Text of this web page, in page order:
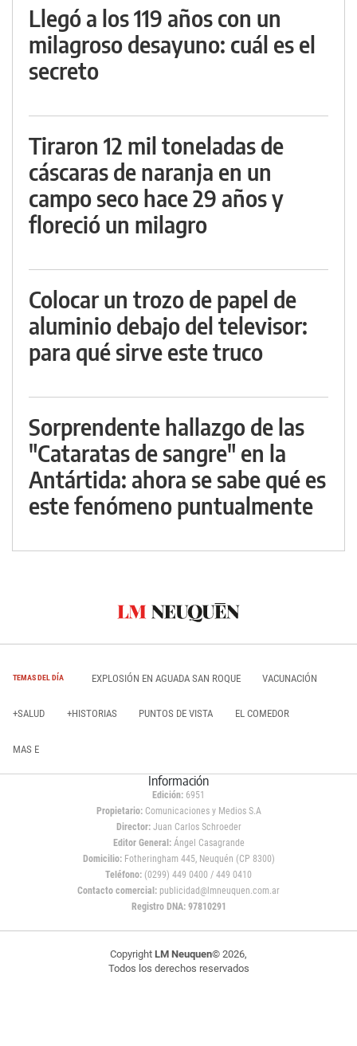
Llegó a los 119 años con un
milagroso desayuno: cuál es el
secreto
Tiraron 12 mil toneladas de
cáscaras de naranja en un
campo seco hace 29 años y
floreció un milagro
Colocar un trozo de papel de
aluminio debajo del televisor:
para qué sirve este truco
Sorprendente hallazgo de las
"Cataratas de sangre" en la
Antártida: ahora se sabe qué es
este fenómeno puntualmente
TEMAS DEL DÍA EXPLOSIÓN EN AGUADA SAN ROQUE VACUNACIÓN
+SALUD +HISTORIAS PUNTOS DE VISTA EL COMEDOR
MAS E
Información
Edición: 6951
Propietario:Comunicaciones y Medios S.A
Director: Juan Carlos Schroeder
Editor General:Ángel Casagrande
Domicilio:Fotheringham 445, Neuquén (CP 8300)
Teléfono: (0299) 449 0400 / 449 0410
Contacto comercial: publicidad@lmneuquen.com.ar
Registro DNA: 97810291
Copyright LM Neuquen© 2026,
Todos los derechos reservados